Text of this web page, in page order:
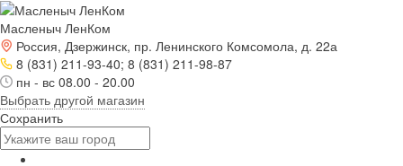
Масленыч ЛенКом
Россия, Дзержинск, пр. Ленинского Комсомола, д. 22а
8 (831) 211-93-40; 8 (831) 211-98-87
пн - вс 08.00 - 20.00
Выбрать другой магазин
Сохранить